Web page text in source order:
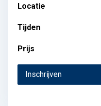
Locatie
Tijden
Prijs
Inschrijven